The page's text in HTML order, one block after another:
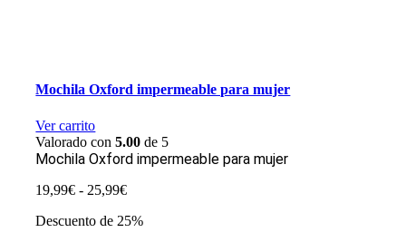
Mochila Oxford impermeable para mujer
Ver carrito
Valorado con5.00 de 5
Mochila Oxford impermeable para mujer
19,99€ - 25,99€Rango
precios:
Descuento de 25%